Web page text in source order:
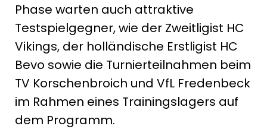
Phase warten auch attraktive
Testspielgegner, wie der Zweitligist HC
Vikings, der holländische Erstligist HC
Bevo sowie die Turnierteilnahmen beim
TV Korschenbroich und VfL Fredenbeck
im Rahmen eines Trainingslagers auf
dem Programm.